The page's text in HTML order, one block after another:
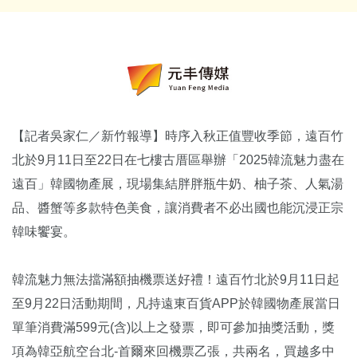
【記者吳家仁／新竹報導】時序入秋正值豐收季節，遠百竹
北於9月11日至22日在七樓古厝區舉辦「2025韓流魅力盡在
遠百」韓國物產展，現場集結胖胖瓶牛奶、柚子茶、人氣湯
品、醬蟹等多款特色美食，讓消費者不必出國也能沉浸正宗
韓味饗宴。
韓流魅力無法擋滿額抽機票送好禮！遠百竹北於9月11日起
至9月22日活動期間，凡持遠東百貨APP於韓國物產展當日
單筆消費滿599元(含)以上之發票，即可參加抽獎活動，獎
項為韓亞航空台北-首爾來回機票乙張，共兩名，買越多中